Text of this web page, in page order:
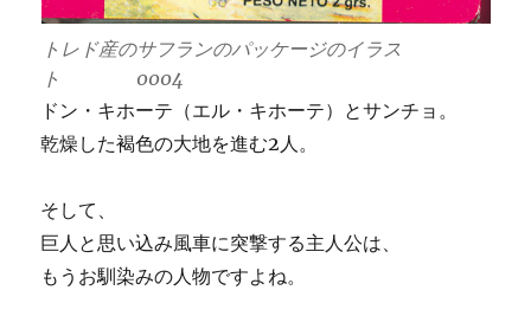
トレド産のサフランのパッケージのイラス
ト 0004
ドン・キホーテ（エル・キホーテ）とサンチョ。
乾燥した褐色の大地を進む2人。
そして、
巨人と思い込み風車に突撃する主人公は、
もうお馴染みの人物ですよね。